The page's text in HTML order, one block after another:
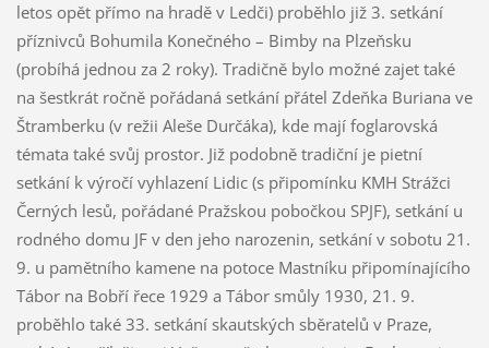
letos opět přímo na hradě v Ledči) proběhlo již 3. setkání
příznivců Bohumila Konečného – Bimby na Plzeňsku
(probíhá jednou za 2 roky). Tradičně bylo možné zajet také
na šestkrát ročně pořádaná setkání přátel Zdeňka Buriana ve
Štramberku (v režii Aleše Durčáka), kde mají foglarovská
témata také svůj prostor. Již podobně tradiční je pietní
setkání k výročí vyhlazení Lidic (s připomínku KMH Strážci
Černých lesů, pořádané Pražskou pobočkou SPJF), setkání u
rodného domu JF v den jeho narozenin, setkání v sobotu 21.
9. u pamětního kamene na potoce Mastníku připomínajícího
Tábor na Bobří řece 1929 a Tábor smůly 1930, 21. 9.
proběhlo také 33. setkání skautských sběratelů v Praze,